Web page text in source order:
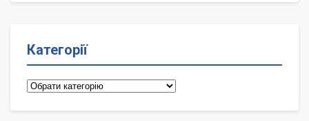
Категорії
Категорії